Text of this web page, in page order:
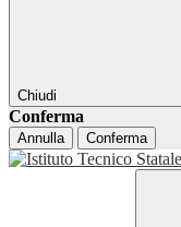
Chiudi
Conferma
Annulla Conferma